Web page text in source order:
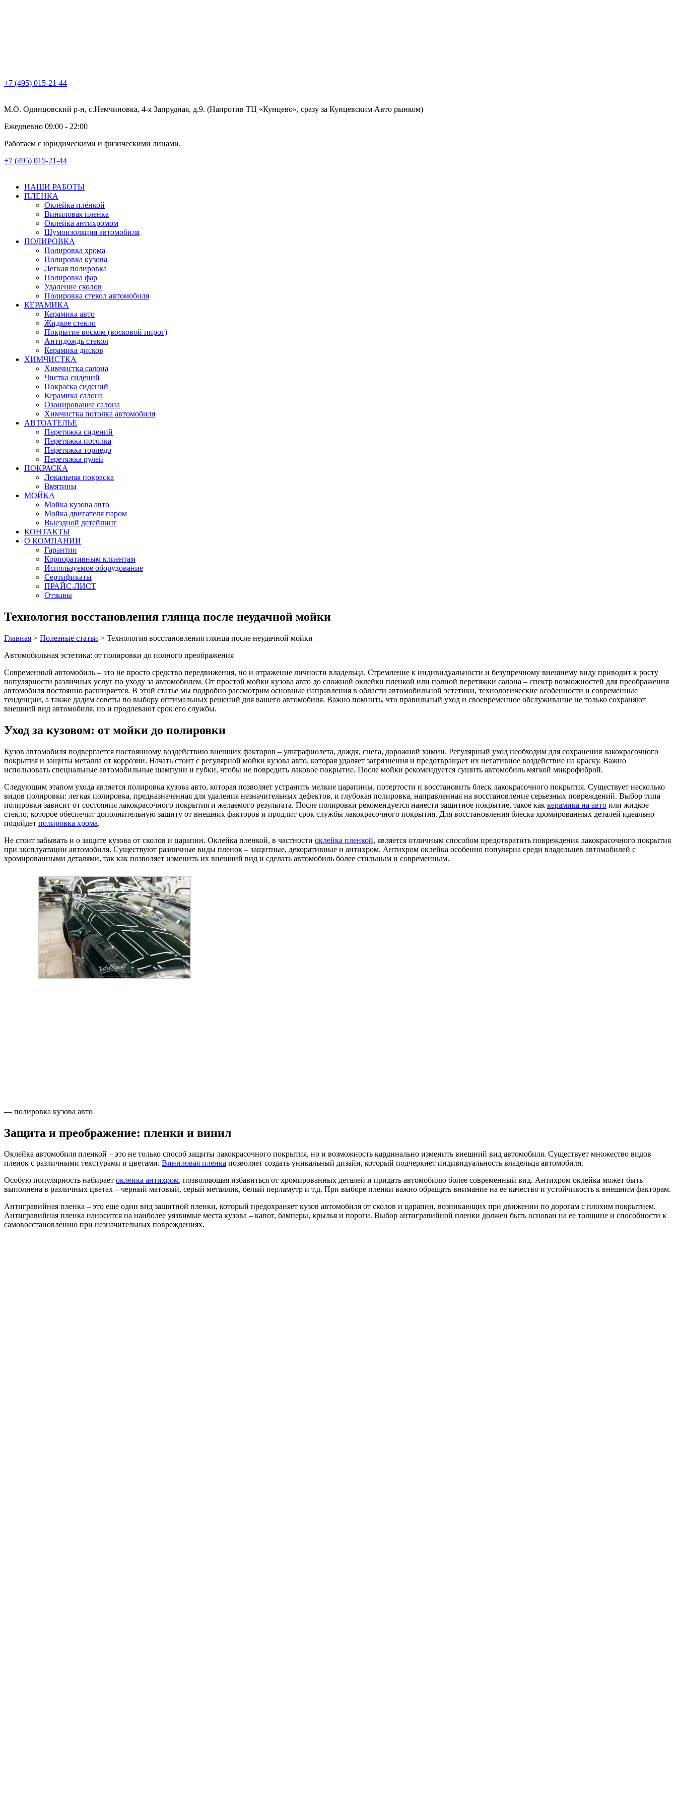
+7 (495) 015-21-44
М.О. Одинцовский р-н, с.Немчиновка, 4-я Запрудная, д.9. (Напротив ТЦ «Кунцево», сразу за Кунцевским Авто рынком)
Ежедневно 09:00 - 22:00
Работаем с юридическими и физическими лицами.
+7 (495) 015-21-44
НАШИ РАБОТЫ
ПЛЕНКА
Оклейка плёнкой
Виниловая пленка
Оклейка антихромом
Шумоизоляция автомобиля
ПОЛИРОВКА
Полировка хрома
Полировка кузова
Легкая полировка
Полировка фар
Удаление сколов
Полировка стекол автомобиля
КЕРАМИКА
Керамика авто
Жидкое стекло
Покрытие воском (восковой пирог)
Антидождь стекол
Керамика дисков
ХИМЧИСТКА
Химчистка салона
Чистка сидений
Покраска сидений
Керамика салона
Озонирование салона
Химчистка потолка автомобиля
АВТОАТЕЛЬЕ
Перетяжка сидений
Перетяжка потолка
Перетяжка торпедо
Перетяжка рулей
ПОКРАСКА
Локальная покраска
Вмятины
МОЙКА
Мойка кузова авто
Мойка двигателя паром
Выездной детейлинг
КОНТАКТЫ
О КОМПАНИИ
Гарантии
Корпоративным клиентам
Используемое оборудование
Сертификаты
ПРАЙС-ЛИСТ
Отзывы
Технология восстановления глянца после неудачной мойки
Главная > Полезные статьи > Технология восстановления глянца после неудачной мойки
Автомобильная эстетика: от полировки до полного преображения
Современный автомобиль – это не просто средство передвижения, но и отражение личности владельца. Стремление к индивидуальности и безупречному внешнему виду приводит к росту
популярности различных услуг по уходу за автомобилем. От простой мойки кузова авто до сложной оклейки пленкой или полной перетяжки салона – спектр возможностей для преображения
автомобиля постоянно расширяется. В этой статье мы подробно рассмотрим основные направления в области автомобильной эстетики, технологические особенности и современные
тенденции, а также дадим советы по выбору оптимальных решений для вашего автомобиля. Важно помнить, что правильный уход и своевременное обслуживание не только сохраняют
внешний вид автомобиля, но и продлевают срок его службы.
Уход за кузовом: от мойки до полировки
Кузов автомобиля подвергается постоянному воздействию внешних факторов – ультрафиолета, дождя, снега, дорожной химии. Регулярный уход необходим для сохранения лакокрасочного
покрытия и защиты металла от коррозии. Начать стоит с регулярной мойки кузова авто, которая удаляет загрязнения и предотвращает их негативное воздействие на краску. Важно
использовать специальные автомобильные шампуни и губки, чтобы не повредить лаковое покрытие. После мойки рекомендуется сушить автомобиль мягкой микрофиброй.
Следующим этапом ухода является полировка кузова авто, которая позволяет устранить мелкие царапины, потертости и восстановить блеск лакокрасочного покрытия. Существует несколько
видов полировки: легкая полировка, предназначенная для удаления незначительных дефектов, и глубокая полировка, направленная на восстановление серьезных повреждений. Выбор типа
полировки зависит от состояния лакокрасочного покрытия и желаемого результата. После полировки рекомендуется нанести защитное покрытие, такое как керамика на авто или жидкое
стекло, которое обеспечит дополнительную защиту от внешних факторов и продлит срок службы лакокрасочного покрытия. Для восстановления блеска хромированных деталей идеально
подойдет полировка хрома.
Не стоит забывать и о защите кузова от сколов и царапин. Оклейка пленкой, в частности оклейка пленкой, является отличным способом предотвратить повреждения лакокрасочного покрытия
при эксплуатации автомобиля. Существуют различные виды пленок – защитные, декоративные и антихром. Антихром оклейка особенно популярна среди владельцев автомобилей с
хромированными деталями, так как позволяет изменить их внешний вид и сделать автомобиль более стильным и современным.
— полировка кузова авто
Защита и преображение: пленки и винил
Оклейка автомобиля пленкой – это не только способ защиты лакокрасочного покрытия, но и возможность кардинально изменить внешний вид автомобиля. Существует множество видов
пленок с различными текстурами и цветами. Виниловая пленка позволяет создать уникальный дизайн, который подчеркнет индивидуальность владельца автомобиля.
Особую популярность набирает оклеика антихром, позволяющая избавиться от хромированных деталей и придать автомобилю более современный вид. Антихром оклейка может быть
выполнена в различных цветах – черный матовый, серый металлик, белый перламутр и т.д. При выборе пленки важно обращать внимание на ее качество и устойчивость к внешним факторам.
Антигравийная пленка – это еще один вид защитной пленки, который предохраняет кузов автомобиля от сколов и царапин, возникающих при движении по дорогам с плохим покрытием.
Антигравийная пленка наносится на наиболее уязвимые места кузова – капот, бамперы, крылья и пороги. Выбор антигравийной пленки должен быть основан на ее толщине и способности к
самовосстановлению при незначительных повреждениях.